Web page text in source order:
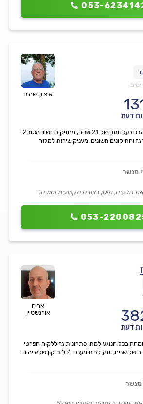
053-
איציק שהינו
דעת
053-
איציק מומחה בתחום הגז ובעל וותק של 21 שנים, מחזיק ברישיון מסוג 2.
והתיקונים השונים, מעניק שירות למגזר
מנשר
הבעיה, תיקן בצורה מקצועית וטובה.״
אריה
אורנשטיין
דעת
בכל הנוגע למתן פתרונות גז ללקוח הפרטי
רב של שנים, יודע לתת מענה לכל תיקון שלא יהיה.
מנשר